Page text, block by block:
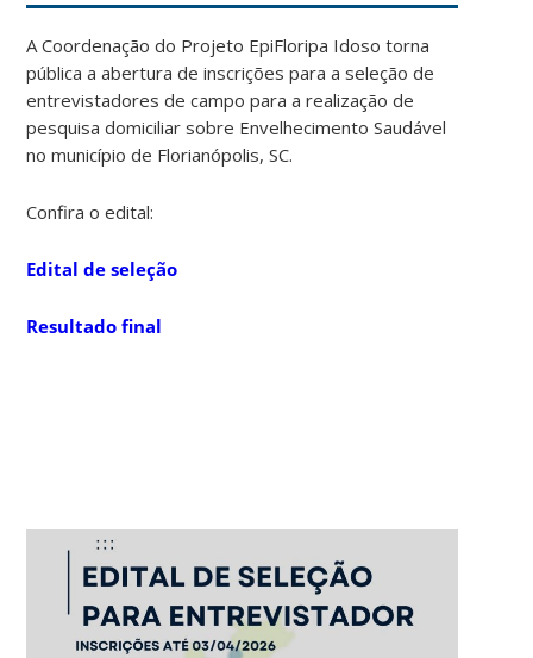
A Coordenação do Projeto EpiFloripa Idoso torna
pública a abertura de inscrições para a seleção de
entrevistadores de campo para a realização de
pesquisa domiciliar sobre Envelhecimento Saudável
no município de Florianópolis, SC.
Confira o edital:
Edital de seleção
Resultado final